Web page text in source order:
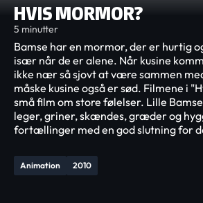
HVIS MORMOR?
5 minutter
Animation 2010
Bamse har en mormor, der er hurtig
især når de er alene. Når kusine
ikke nær så sjovt at være sammen
måske kusine også er sød. Filmene i
små film om store følelser. Lille
leger, griner, skændes, græder og
fortællinger med en god slutning for